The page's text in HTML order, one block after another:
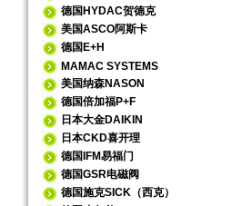
德国HYDAC贺德克
美国ASCO阿斯卡
德国E+H
MAMAC SYSTEMS
美国纳森NASON
德国倍加福P+F
日本大金DAIKIN
日本CKD喜开理
德国IFM易福门
德国GSR电磁阀
德国施克SICK（西克）